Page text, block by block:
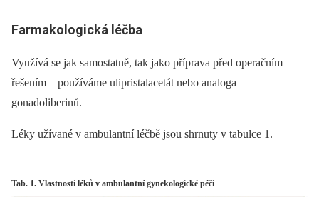
Farmakologická léčba
Využívá se jak samostatně, tak jako příprava před operačním
řešením –⁠ používáme ulipristalacetát nebo analoga
gonadoliberinů.
Léky užívané v ambulantní léčbě jsou shrnuty v tabulce 1.
Tab. 1. Vlastnosti léků v ambulantní gynekologické péči